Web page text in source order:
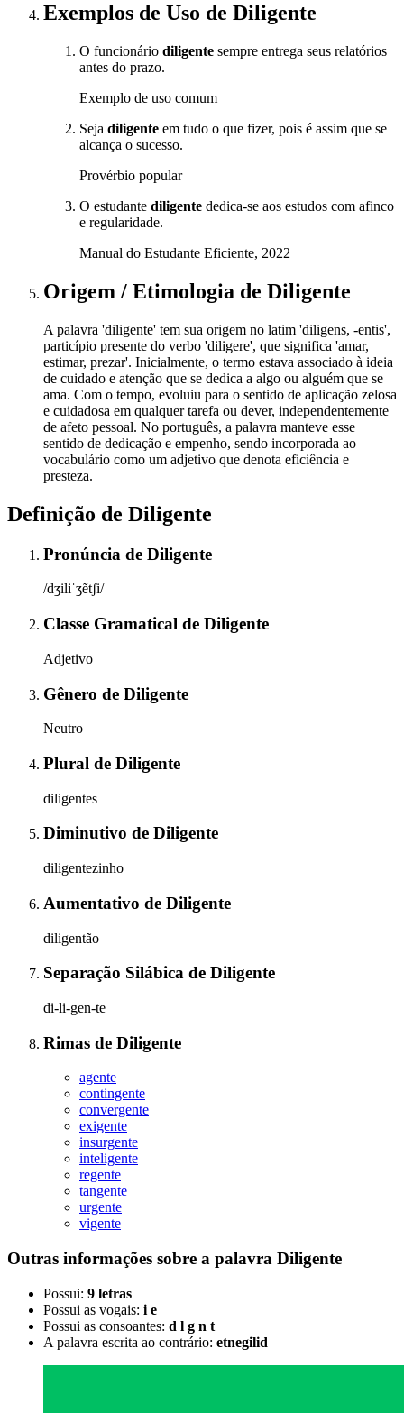
Exemplos de Uso de Diligente
O funcionário diligente sempre entrega seus relatórios
antes do prazo.
Exemplo de uso comum
Seja diligente em tudo o que fizer, pois é assim que se
alcança o sucesso.
Provérbio popular
O estudante diligente dedica-se aos estudos com afinco
e regularidade.
Manual do Estudante Eficiente, 2022
Origem / Etimologia de Diligente
A palavra 'diligente' tem sua origem no latim 'diligens, -entis',
particípio presente do verbo 'diligere', que significa 'amar,
estimar, prezar'. Inicialmente, o termo estava associado à ideia
de cuidado e atenção que se dedica a algo ou alguém que se
ama. Com o tempo, evoluiu para o sentido de aplicação zelosa
e cuidadosa em qualquer tarefa ou dever, independentemente
de afeto pessoal. No português, a palavra manteve esse
sentido de dedicação e empenho, sendo incorporada ao
vocabulário como um adjetivo que denota eficiência e
presteza.
Definição de Diligente
Pronúncia de Diligente
/dʒiliˈʒẽtʃi/
Classe Gramatical de Diligente
Adjetivo
Gênero de Diligente
Neutro
Plural de Diligente
diligentes
Diminutivo de Diligente
diligentezinho
Aumentativo de Diligente
diligentão
Separação Silábica de Diligente
di-li-gen-te
Rimas de Diligente
agente
contingente
convergente
exigente
insurgente
inteligente
regente
tangente
urgente
vigente
Outras informações sobre a palavra Diligente
Possui: 9 letras
Possui as vogais: i e
Possui as consoantes: d l g n t
A palavra escrita ao contrário: etnegilid